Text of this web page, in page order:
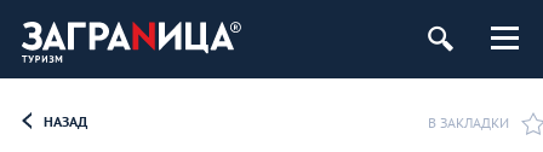
НАЗАД В ЗАКЛАДКИ